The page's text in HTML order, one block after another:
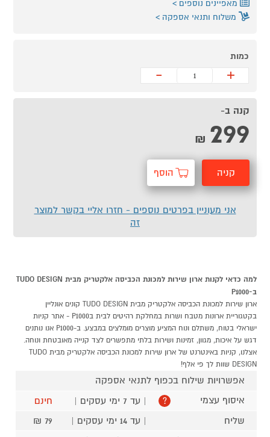
מאפיינים נוספים
משלוח ותנאי אספקה
כמות
+
-
קנה ב-
299
₪
קניה הוסף
אני מעוניין בפרטים נוספים - חזרו אליי בקשר למוצר
זה
למה כדאי לקנות ארון שירות למכונת הכביסה אלקטריק מבית TUDO DESIGN
ב-P1000
ארון שירות למכונת הכביסה אלקטריק מבית TUDO DESIGN קונים אונליין
בקטגוריית ארונות מטבח ושרות במחלקת רהיטים לבית בP1000 - אתר קניות
ישראלי בטוח, משתלם ונוח המציע מוצרים מומלצים במבצע. ב-P1000 אנו נותנים
דגש על איכות, מגוון, זמינות ושירות בלתי מתפשרים לצד קנייה מאובטחת ונוחה.
אצלנו, קניות באינטרנט של ארון שירות למכונת הכביסה אלקטריק מבית TUDO
DESIGN שוות לך פי אלף!
אפשרויות שילוח בכפוף לתנאי אספקה
איסוף עצמי
? | עד 7 ימי עסקים |
חינם
שליח
| עד 14 ימי עסקים |
79 ₪